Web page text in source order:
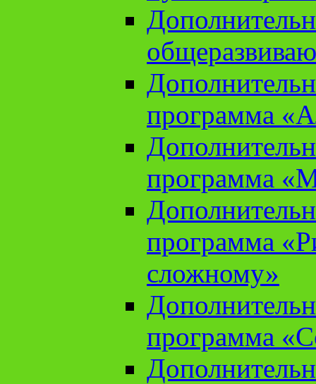
программа
программа
программа
сложному»
программа